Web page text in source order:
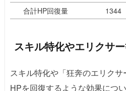
合計HP回復量
1344
スキル特化やエリクサ
スキル特化や「狂奔のエリク
HPを回復するような効果につ